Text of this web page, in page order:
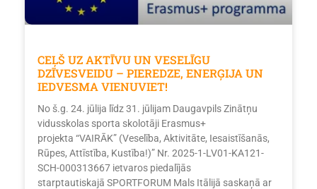
CEĻŠ UZ AKTĪVU UN VESELĪGU
DZĪVESVEIDU – PIEREDZE, ENERĢIJA UN
IEDVESMA VIENUVIET!
No š.g. 24. jūlija līdz 31. jūlijam Daugavpils Zinātņu
vidusskolas sporta skolotāji Erasmus+
projekta “VAIRĀK” (Veselība, Aktivitāte, Iesaistīšanās,
Rūpes, Attīstība, Kustība!)” Nr. 2025-1-LV01-KA121-
SCH-000313667 ietvaros piedalījās
starptautiskajā SPORTFORUM Mals Itālijā saskaņā ar